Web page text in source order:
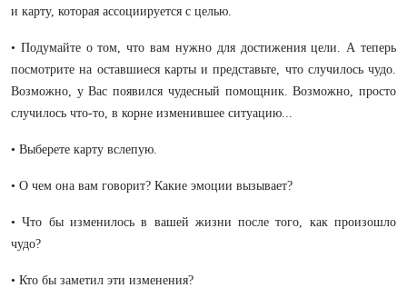
и карту, которая ассоциируется с целью.
• Подумайте о том, что вам нужно для достижения цели. А теперь
посмотрите на оставшиеся карты и представьте, что случилось чудо.
Возможно, у Вас появился чудесный помощник. Возможно, просто
случилось что-то, в корне изменившее ситуацию...
• Выберете карту вслепую.
• О чем она вам говорит? Какие эмоции вызывает?
• Что бы изменилось в вашей жизни после того, как произошло
чудо?
• Кто бы заметил эти изменения?